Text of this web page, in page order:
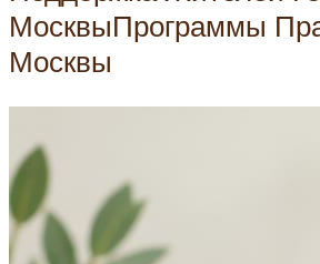
МосквыПрограммы
Москвы